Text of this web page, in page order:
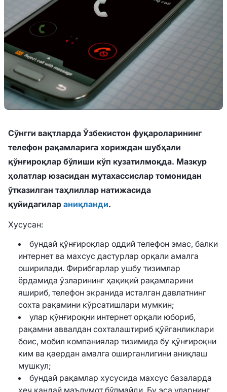
Сўнгги вақтларда Ўзбекистон фуқароларининг
телефон рақамларига хориждан шубҳали
қўнғироқлар бўлиши кўп кузатилмоқда. Мазкур
ҳолатлар юзасидан мутахассислар томонидан
ўтказилган таҳлиллар натижасида
қуйидагилар аниқланди.
Хусусан:
бундай қўнғироқлар оддий телефон эмас, балки
интернет ва махсус дастурлар орқали амалга
оширилади. Фирибгарлар ушбу тизимлар
ёрдамида ўзларининг ҳақиқий рақамларини
яшириб, телефон экранида исталган давлатнинг
сохта рақамини кўрсатишлари мумкин;
улар қўнғироқни интернет орқали юбориб,
рақамни аввалдан сохталаштириб қўйганликлари
боис, мобил компаниялар тизимида бу қўнғироқни
ким ва қаердан амалга оширганлигини аниқлаш
мушкул;
бундай рақамлар хусусида махсус базаларда
ҳеч қандай маълумот бўлмайди. Бу эса уларнинг